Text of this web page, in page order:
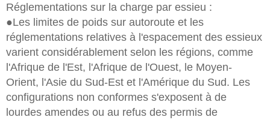
Réglementations sur la charge par essieu :
●Les limites de poids sur autoroute et les
réglementations relatives à l'espacement des essieux
varient considérablement selon les régions, comme
l'Afrique de l'Est, l'Afrique de l'Ouest, le Moyen-
Orient, l'Asie du Sud-Est et l'Amérique du Sud. Les
configurations non conformes s'exposent à de
lourdes amendes ou au refus des permis de